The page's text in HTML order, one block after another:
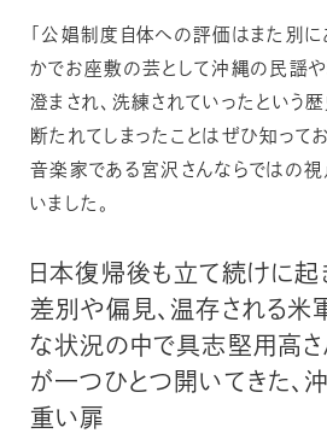
「公娼制度自体への評価はまた別に
かでお座敷の芸として沖縄の民謡
澄まされ、洗練されていったという
断たれてしまったことはぜひ知って
音楽家である宮沢さんならではの視
いました。
日本復帰後も立て続けに起
差別や偏見、温存される米
な状況の中で具志堅用高
が一つひとつ開いてきた、
重い扉